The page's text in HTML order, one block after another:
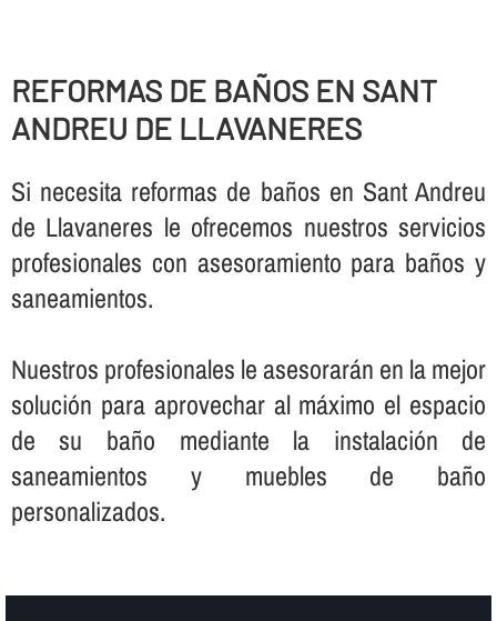
REFORMAS DE BAÑOS EN SANT
ANDREU DE LLAVANERES
Si necesita reformas de baños en Sant Andreu
de Llavaneres le ofrecemos nuestros servicios
profesionales con asesoramiento para baños y
saneamientos.
Nuestros profesionales le asesorarán en la mejor
solución para aprovechar al máximo el espacio
de su baño mediante la instalación de
saneamientos y muebles de baño
personalizados.